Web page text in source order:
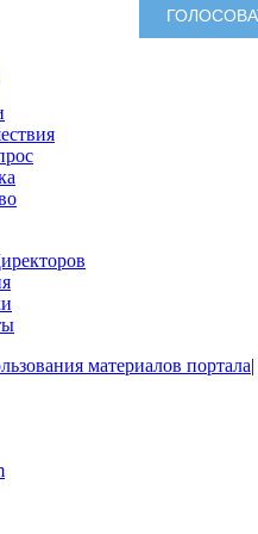
материалов портала|